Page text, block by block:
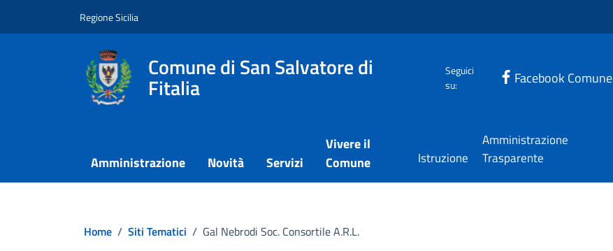
Regione Sicilia
Comune di San Salvatore di
Fitalia
Seguici
su:
Facebook Comune
Amministrazione Novità Servizi
Vivere il
Comune
Istruzione
Amministrazione
Trasparente
Home / Siti Tematici / Gal Nebrodi Soc. Consortile A.R.L.